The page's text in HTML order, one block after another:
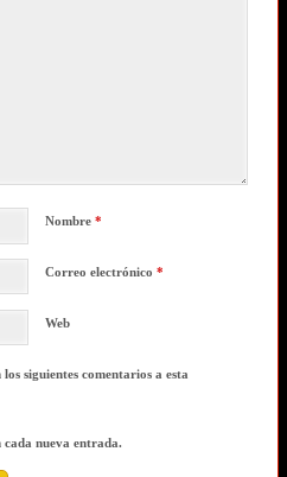
Nombre *
Correo electrónico *
Web
siguientes comentarios a esta
nueva entrada.